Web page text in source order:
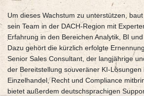
Um dieses Wachstum zu unterstützen,
sein Team in der DACH-Region mit
Erfahrung in den Bereichen Analytik, BI
Dazu gehört die kürzlich erfolgte
Senior Sales Consultant, der langjährige
der Bereitstellung souveräner KI-Lösungen
Einzelhandel, Recht und Compliance
bietet außerdem deutschsprachigen